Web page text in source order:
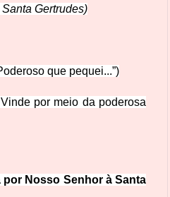
Gertrudes)
que pequei...”)
por meio da poderosa
por Nosso Senhor à Santa